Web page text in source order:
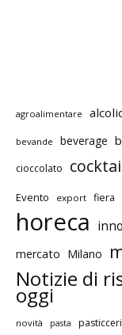
agroalimentare
bevande beverage
cioccolato
Evento export fiera
horeca
mercato Milano
Notizie di
oggi
novità pasta